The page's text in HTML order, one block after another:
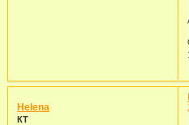
Helena
КТ